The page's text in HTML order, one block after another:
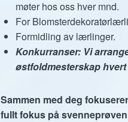
møter hos oss hver mnd.
For
Formidling av lærlinger.
Konkurranser: Vi
østfoldmesterskap hvert
Sammen med deg
fullt fokus på